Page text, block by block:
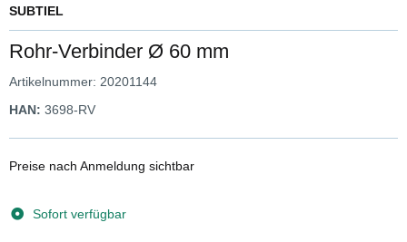
SUBTIEL
Rohr-Verbinder Ø 60 mm
Artikelnummer: 20201144
HAN: 3698-RV
Preise nach Anmeldung sichtbar
Sofort verfügbar